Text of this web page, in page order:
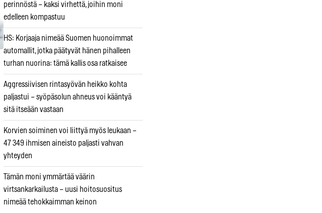
perinnöstä – kaksi virhettä, joihin moni
edelleen kompastuu
HS: Korjaaja nimeää Suomen huonoimmat
automallit, jotka päätyvät hänen pihalleen
turhan nuorina: tämä kallis osa ratkaisee
Aggressiivisen rintasyövän heikko kohta
paljastui – syöpäsolun ahneus voi kääntyä
sitä itseään vastaan
Korvien soiminen voi liittyä myös leukaan –
47 349 ihmisen aineisto paljasti vahvan
yhteyden
Tämän moni ymmärtää väärin
virtsankarkailusta – uusi hoitosuositus
nimeää tehokkaimman keinon